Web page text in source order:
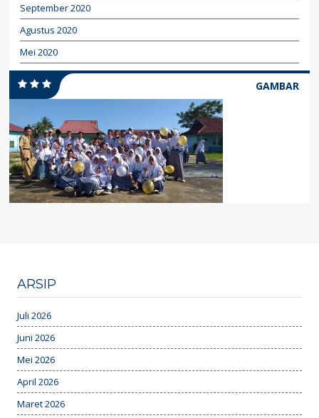
September 2020
Agustus 2020
Mei 2020
GAMBAR
ARSIP
Juli 2026
Juni 2026
Mei 2026
April 2026
Maret 2026